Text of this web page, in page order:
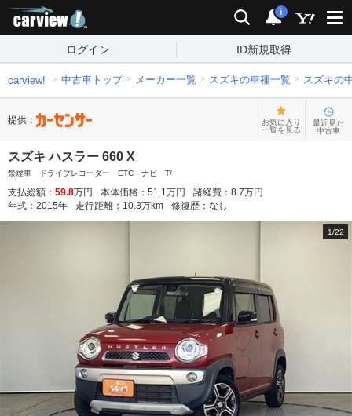
検索 通知
i
ログイン ID新規取得
carview! 中古車トップ メーカー一覧 スズキの車種一覧 スズキの
提供：
お気に入り
一覧を見る
最近見た
中古車
スズキ ハスラー 660 X
禁煙車 ドライブレコーダー ETC ナビ T/
支払総額： 59.8万円 本体価格： 51.1万円 諸経費： 8.7万円
年式： 2015年 走行距離： 10.3万km 修復歴： なし
1/22